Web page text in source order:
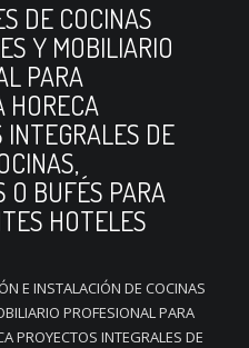
DE COCINAS
Y MOBILIARIO
PARA
HORECA
INTEGRALES DE
O BUFÉS PARA
HOTELES
E INSTALACIÓN DE COCINAS
PROFESIONAL PARA
PROYECTOS INTEGRALES DE